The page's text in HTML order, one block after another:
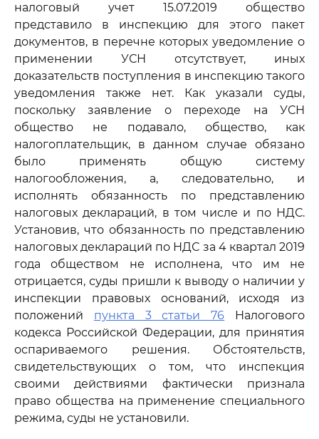
налоговый учет 15.07.2019 общество
представило в инспекцию для этого пакет
документов, в перечне которых уведомление о
применении УСН отсутствует, иных
доказательств поступления в инспекцию такого
уведомления также нет. Как указали суды,
поскольку заявление о переходе на УСН
общество не подавало, общество, как
налогоплательщик, в данном случае обязано
было применять общую систему
налогообложения, а, следовательно, и
исполнять обязанность по представлению
налоговых деклараций, в том числе и по НДС.
Установив, что обязанность по представлению
налоговых деклараций по НДС за 4 квартал 2019
года обществом не исполнена, что им не
отрицается, суды пришли к выводу о наличии у
инспекции правовых оснований, исходя из
положений пункта 3 статьи 76 Налогового
кодекса Российской Федерации, для принятия
оспариваемого решения. Обстоятельств,
свидетельствующих о том, что инспекция
своими действиями фактически признала
право общества на применение специального
режима, суды не установили.